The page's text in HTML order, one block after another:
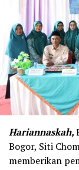
Hariannaskah,
Bogor, Siti
memberikan